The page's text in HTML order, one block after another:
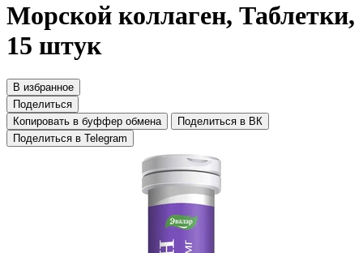
Морской коллаген, Таблетки,
15 штук
В избранное
Поделиться
Копировать в буффер обмена
Поделиться в ВК
Поделиться в Telegram